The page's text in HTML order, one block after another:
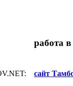
работа
сайт